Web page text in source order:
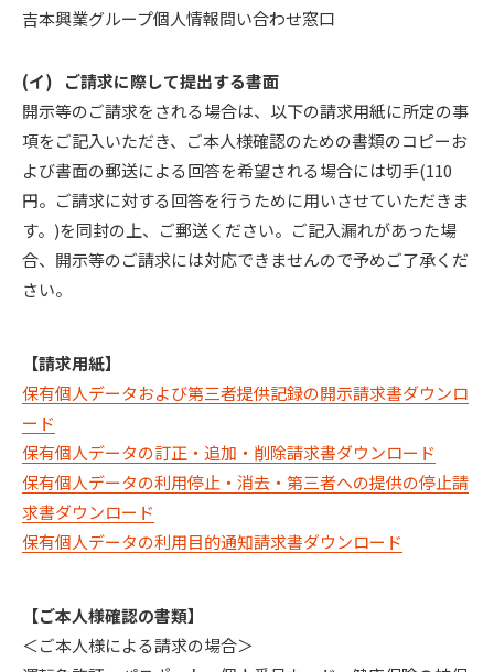
吉本興業グループ個人情報問い合わせ窓口
ご請求に際して提出する書面
開示等のご請求をされる場合は、以下の請求用紙に所定の事
項をご記入いただき、ご本人様確認のための書類のコピーお
よび書面の郵送による回答を希望される場合には切手(110
円。ご請求に対する回答を行うために用いさせていただきま
す。)を同封の上、ご郵送ください。ご記入漏れがあった場
合、開示等のご請求には対応できませんので予めご了承くだ
さい。
【請求用紙】
保有個人データおよび第三者提供記録の開示請求書ダウンロ
ード
保有個人データの訂正・追加・削除請求書ダウンロード
保有個人データの利用停止・消去・第三者への提供の停止請
求書ダウンロード
保有個人データの利用目的通知請求書ダウンロード
【ご本人様確認の書類】
＜ご本人様による請求の場合＞